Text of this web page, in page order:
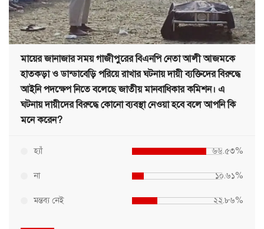
মায়ের জানাজার সময় গাজীপুরের বিএনপি নেতা আলী আজমকে
হাতকড়া ও ডান্ডাবেড়ি পরিয়ে রাখার ঘটনায় দায়ী ব্যক্তিদের বিরুদ্ধে
আইনি পদক্ষেপ নিতে বলেছে জাতীয় মানবাধিকার কমিশন। এ
ঘটনায় দায়ীদের বিরুদ্ধে কোনো ব্যবস্থা নেওয়া হবে বলে আপনি কি
মনে করেন?
হ্যাঁ ৬৬.৫৩%
না ১০.৬১%
মন্তব্য নেই ২২.৮৬%